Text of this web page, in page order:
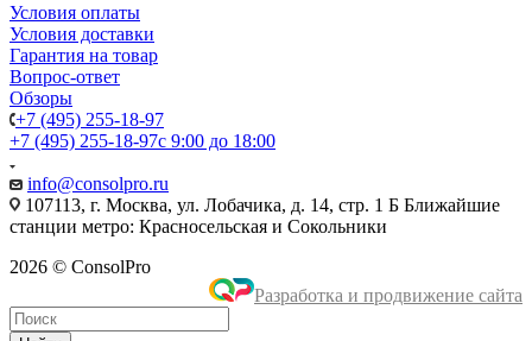
Условия оплаты
Условия доставки
Гарантия на товар
Вопрос-ответ
Обзоры
+7 (495) 255-18-97
+7 (495) 255-18-97с 9:00 до 18:00
info@consolpro.ru
107113, г. Москва, ул. Лобачика, д. 14, стр. 1 Б Ближайшие
станции метро: Красносельская и Сокольники
2026 © ConsolPro
Разработка и продвижение сайта